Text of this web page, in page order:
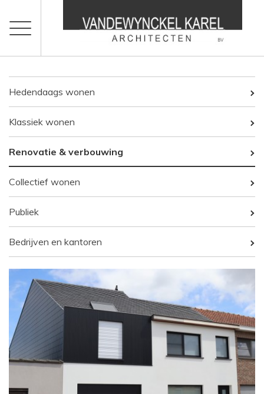
Hedendaags wonen
Klassiek wonen
Renovatie & verbouwing
Collectief wonen
Publiek
Bedrijven en kantoren